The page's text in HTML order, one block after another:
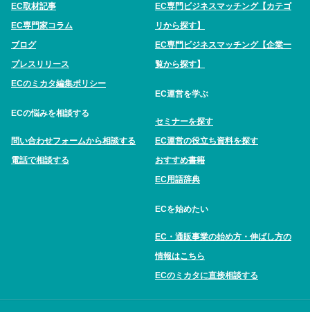
EC取材記事
EC専門家コラム
ブログ
プレスリリース
ECのミカタ編集ポリシー
ECの悩みを相談する
問い合わせフォームから相談する
電話で相談する
EC専門ビジネスマッチング【カテゴ
リから探す】
EC専門ビジネスマッチング【企業一
覧から探す】
EC運営を学ぶ
セミナーを探す
EC運営の役立ち資料を探す
おすすめ書籍
EC用語辞典
ECを始めたい
EC・通販事業の始め方・伸ばし方の
情報はこちら
ECのミカタに直接相談する